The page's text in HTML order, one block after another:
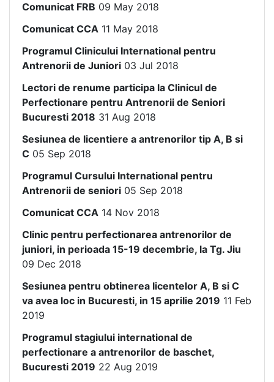
Comunicat FRB 09 May 2018
Comunicat CCA 11 May 2018
Programul Clinicului International pentru
Antrenorii de Juniori 03 Jul 2018
Lectori de renume participa la Clinicul de
Perfectionare pentru Antrenorii de Seniori
Bucuresti 2018 31 Aug 2018
Sesiunea de licentiere a antrenorilor tip A, B si
C 05 Sep 2018
Programul Cursului International pentru
Antrenorii de seniori 05 Sep 2018
Comunicat CCA 14 Nov 2018
Clinic pentru perfectionarea antrenorilor de
juniori, in perioada 15-19 decembrie, la Tg. Jiu
09 Dec 2018
Sesiunea pentru obtinerea licentelor A, B si C
va avea loc in Bucuresti, in 15 aprilie 2019 11 Feb
2019
Programul stagiului international de
perfectionare a antrenorilor de baschet,
Bucuresti 2019 22 Aug 2019